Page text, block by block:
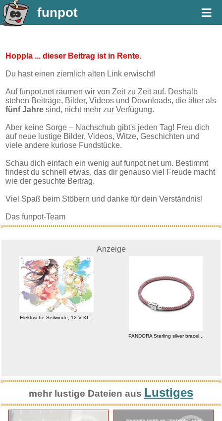
funpot ≡
Hoppla ... dieser Beitrag ist in Rente.
Du hast einen ziemlich alten Link erwischt!
Auf funpot.net räumen wir von Zeit zu Zeit auf. Deshalb
stehen Beiträge, Bilder, Videos und Downloads, die älter als
fünf Jahre sind, nicht mehr zur Verfügung.
Aber keine Sorge – Nachschub gibt's jeden Tag! Freu dich
auf neue lustige Bilder, Videos, Witze, Geschichten und
viele andere kuriose Fundstücke.
Schau dich einfach ein wenig auf funpot.net um. Bestimmt
findest du schnell etwas, das dir genauso viel Freude macht
wie der gesuchte Beitrag.
Viel Spaß beim Stöbern und danke für dein Verständnis!
Das funpot-Team
Anzeige
Elektrische Seilwinde, 12 V Kf...
PANDORA Sterling silver bracel...
mehr lustige Dateien aus Lustiges